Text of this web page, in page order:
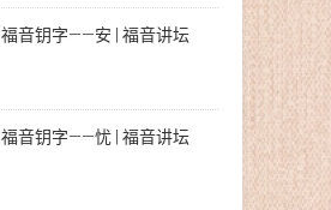
福音钥字——安 | 福音讲坛
福音钥字——忧 | 福音讲坛